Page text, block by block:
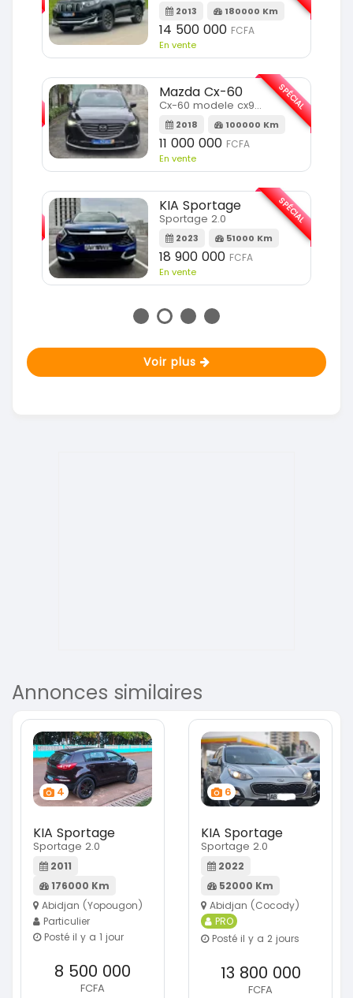
2013 180000 Km
14 500 000 FCFA
En vente
Mazda Cx-60
Cx-60 modele cx9 full option
2018 100000 Km
11 000 000 FCFA
En vente
SPÉCIAL
KIA Sportage
Sportage 2.0
2023 51000 Km
18 900 000 FCFA
En vente
SPÉCIAL
Voir plus
Annonces similaires
4
KIA Sportage
Sportage 2.0
2011
176000 Km
Abidjan (Yopougon)
Particulier
Posté il y a 1 jour
8 500 000
FCFA
6
KIA Sportage
Sportage 2.0
2022
52000 Km
Abidjan (Cocody)
PRO
Posté il y a 2 jours
13 800 000
FCFA